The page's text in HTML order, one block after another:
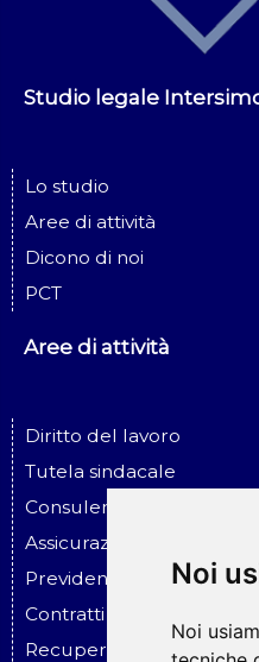
Noi
Noi
Studio legale
Lo studio
Aree di attività
Dicono di noi
PCT
Aree di attività
Diritto del lavoro
Tutela sindacale
Consulenza ed
Assicurazione ed
Previdenza sociale
Contratti - Assicurazioni -
Recupero crediti -